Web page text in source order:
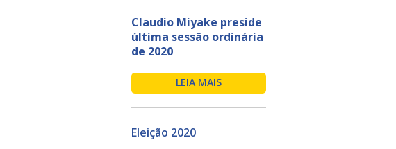
Claudio Miyake preside
última sessão ordinária
de 2020
LEIA MAIS
Eleição 2020